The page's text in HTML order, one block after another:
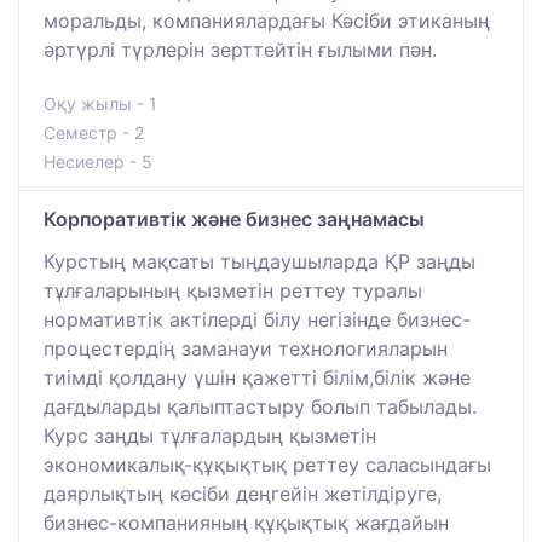
моральды, компаниялардағы Кәсіби этиканың
әртүрлі түрлерін зерттейтін ғылыми пән.
Оқу жылы - 1
Семестр - 2
Несиелер - 5
Корпоративтік және бизнес заңнамасы
Курстың мақсаты тыңдаушыларда ҚР заңды
тұлғаларының қызметін реттеу туралы
нормативтік актілерді білу негізінде бизнес-
процестердің заманауи технологияларын
тиімді қолдану үшін қажетті білім,білік және
дағдыларды қалыптастыру болып табылады.
Курс заңды тұлғалардың қызметін
экономикалық-құқықтық реттеу саласындағы
даярлықтың кәсіби деңгейін жетілдіруге,
бизнес-компанияның құқықтық жағдайын